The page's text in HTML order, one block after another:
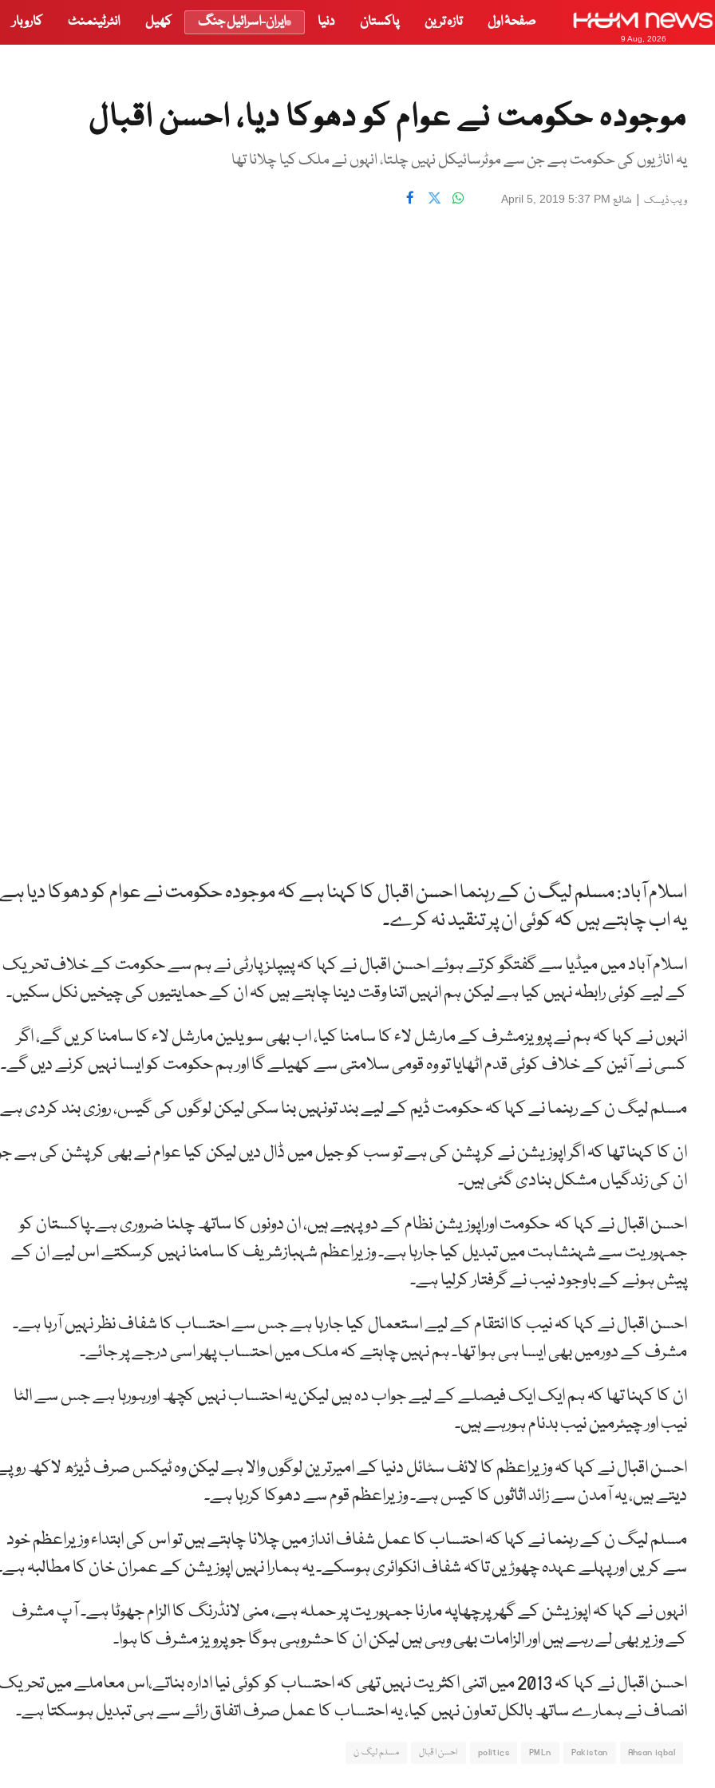
9 Aug, 2026
صفحۂ اول تازہ ترین پاکستان دنیا ایران-اسرائیل جنگ کھیل انٹرٹینمنٹ کاروبار
موجودہ حکومت نے عوام کو دھوکا دیا، احسن اقبال
یہ اناڑیوں کی حکومت ہے جن سے موٹرسائیکل نہیں چلتا، انہوں نے ملک کیا چلانا تھا
ویب ڈیسک | شائع April 5, 2019 5:37 PM
اسلام آباد: مسلم لیگ ن کے رہنما احسن اقبال کا کہنا ہے کہ موجودہ حکومت نے عوام کو دھوکا دیا
یہ اب چاہتے ہیں کہ کوئی ان پر تنقید نہ کرے۔
اسلام آباد میں میڈیا سے گفتگو کرتے ہوئے احسن اقبال نے کہا کہ پیپلزپارٹی نے ہم سے حکومت کے خلاف تحریک
کے لیے کوئی رابطہ نہیں کیا ہے لیکن ہم انہیں اتنا وقت دینا چاہتے ہیں کہ ان کے حمایتیوں کی چیخیں نکل سکیں۔
انہوں نے کہا کہ ہم نے پرویزمشرف کے مارشل لاء کا سامنا کیا، اب بھی سویلین مارشل لاء کا سامنا کریں گے، اگر
کسی نے آئین کے خلاف کوئی قدم اٹھایا تو وہ قومی سلامتی سے کھیلے گا اور ہم حکومت کو ایسا نہیں کرنے دیں گے۔
مسلم لیگ ن کے رہنما نے کہا کہ حکومت ڈیم کے لیے بند تونہیں بنا سکی لیکن لوگوں کی گیس، روزی بند کردی
ان کا کہنا تھا کہ اگر اپوزیشن نے کرپشن کی ہے تو سب کو جیل میں ڈال دیں لیکن کیا عوام نے بھی کرپشن کی ہے
ان کی زندگیاں مشکل بنادی گئی ہیں۔
احسن اقبال نے کہا کہ حکومت اوراپوزیشن نظام کے دو پہیے ہیں، ان دونوں کا ساتھ چلنا ضروری ہے۔پاکستان کو
جمہوریت سے شہنشاہت میں تبدیل کیا جارہا ہے۔ وزیراعظم شہبازشریف کا سامنا نہیں کرسکتے اس لیے ان کے
پیش ہونے کے باوجود نیب نے گرفتار کرلیا ہے۔
احسن اقبال نے کہا کہ نیب کا انتقام کے لیے استعمال کیا جارہا ہے جس سے احتساب کا شفاف نظر نہیں آرہا ہے۔
مشرف کے دورمیں بھی ایسا ہی ہوا تھا۔ ہم نہیں چاہتے کہ ملک میں احتساب پھر اسی درجے پر جائے۔
ان کا کہنا تھا کہ ہم ایک ایک فیصلے کے لیے جواب دہ ہیں لیکن یہ احتساب نہیں کچھ اورہورہا ہے جس سے الٹا
نیب اور چیئرمین نیب بدنام ہورہے ہیں۔
احسن اقبال نے کہا کہ وزیراعظم کا لائف سٹائل دنیا کے امیرترین لوگوں والا ہے لیکن وہ ٹیکس صرف ڈیڑھ لاکھ
دیتے ہیں، یہ آمدن سے زائد اثاثوں کا کیس ہے۔ وزیراعظم قوم سے دھوکا کررہا ہے۔
مسلم لیگ ن کے رہنما نے کہا کہ احتساب کا عمل شفاف انداز میں چلانا چاہتے ہیں تو اس کی ابتداء وزیراعظم خود
سے کریں اور پہلے عہدہ چھوڑیں تاکہ شفاف انکوائری ہوسکے۔ یہ ہمارا نہیں اپوزیشن کے عمران خان کا مطالبہ
انہوں نے کہا کہ اپوزیشن کے گھر پرچھاپہ مارنا جمہوریت پر حملہ ہے، منی لانڈرنگ کا الزام جھوٹا ہے۔ آپ مشرف
کے وزیر بھی لے رہے ہیں اور الزامات بھی وہی ہیں لیکن ان کا حشروہی ہوگا جو پرویز مشرف کا ہوا۔
احسن اقبال نے کہا کہ 2013 میں اتنی اکثریت نہیں تھی کہ احتساب کو کوئی نیا ادارہ بناتے،اس معاملے میں
انصاف نے ہمارے ساتھ بالکل تعاون نہیں کیا، یہ احتساب کا عمل صرف اتفاق رائے سے ہی تبدیل ہوسکتا ہے۔
Ahsan iqbal
Pakistan
PMLn
politics احسن اقبال مسلم لیگ ن